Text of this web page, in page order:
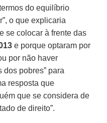
do equilíbrio
o que explicaria
se colocar à frente das
e porque optaram por
por não haver
dos pobres” para
resposta que
que se considera de
de direito”.